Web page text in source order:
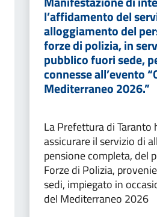
l’affidamento del
alloggiamento del
forze di polizia, in
pubblico fuori sede,
connesse all’evento
Mediterraneo 2026.”
La Prefettura di Taranto
assicurare il servizio di
pensione completa, del
Forze di Polizia,
sedi, impiegato in
del Mediterraneo 2026